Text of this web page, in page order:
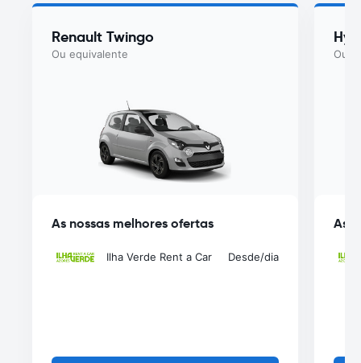
Renault Twingo
Ou equivalente
As nossas melhores ofertas
Ilha Verde Rent a Car Desde/dia
Ou
As